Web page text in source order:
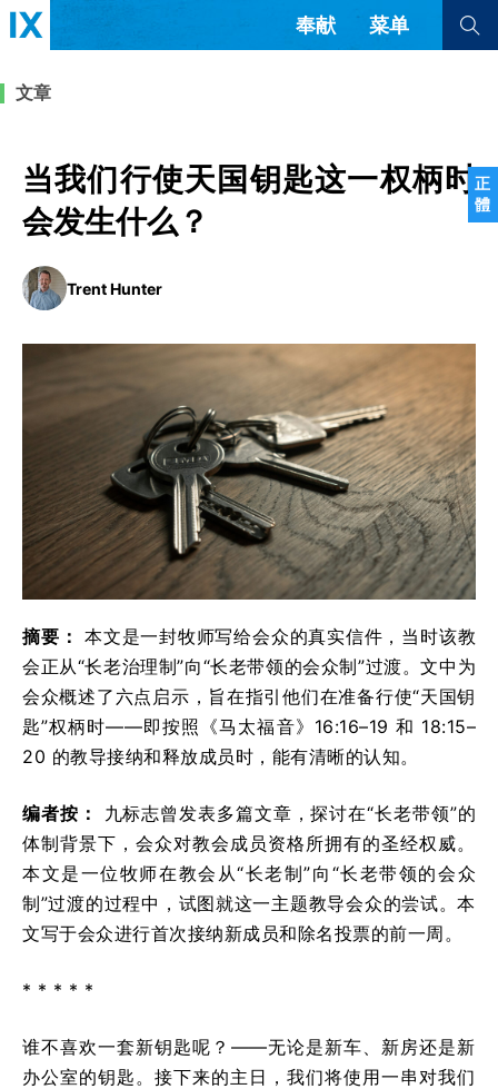
正
體
奉献 菜单
来信
教会带领
福音传讲与宣教 成员制与教会纪律
团契生活与祷告
查看全部
查看全部
葡萄牙语
俄语
乌兹别克语
达里语
波斯语
法语
罗马尼亚语
波兰语
意大利语
德语
土耳其语
阿拉伯语
阿尔巴尼亚语
塞尔维亚语 柬埔寨语
文章
当我们行使天国钥匙这一权柄时
会发生什么？
Trent Hunter
摘要： 本文是一封牧师写给会众的真实信件，当时该教
会正从“长老治理制”向“长老带领的会众制”过渡。文中为
会众概述了六点启示，旨在指引他们在准备行使“天国钥
匙”权柄时——即按照《马太福音》16:16–19 和 18:15–
20 的教导接纳和释放成员时，能有清晰的认知。
编者按：
九标志曾发表多篇文章，探讨在“长老带领”的
体制背景下，会众对教会成员资格所拥有的圣经权威。
本文是一位牧师在教会从“长老制”向“长老带领的会众
制”过渡的过程中，试图就这一主题教导会众的尝试。本
文写于会众进行首次接纳新成员和除名投票的前一周。
* * * * *
谁不喜欢一套新钥匙呢？——无论是新车、新房还是新
办公室的钥匙。接下来的主日，我们将使用一串对我们